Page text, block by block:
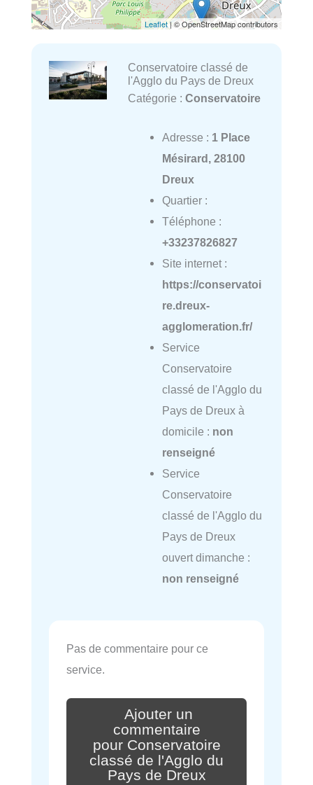
Leaflet| © OpenStreetMap contributors
Conservatoire classé de
l'Agglo du Pays de Dreux
Catégorie : Conservatoire
Adresse : 1 Place
Mésirard, 28100
Dreux
Quartier :
Téléphone :
+33237826827
Site internet :
https://conservatoi
re.dreux-
agglomeration.fr/
Service
Conservatoire
classé de l'Agglo du
Pays de Dreux à
domicile : non
renseigné
Service
Conservatoire
classé de l'Agglo du
Pays de Dreux
ouvert dimanche :
non renseigné
Pas de commentaire pour ce
service.
Ajouter un
commentaire
pour Conservatoire
classé de l'Agglo du
Pays de Dreux